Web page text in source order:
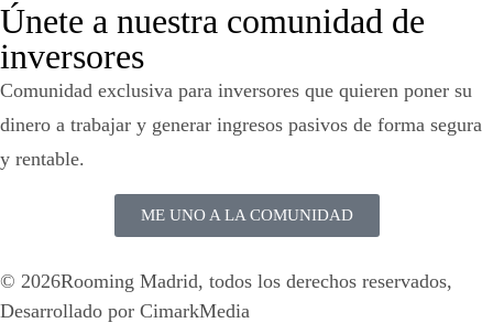
Únete a nuestra comunidad de
inversores
Comunidad exclusiva para inversores que quieren poner su
dinero a trabajar y generar ingresos pasivos de forma segura
y rentable.
ME UNO A LA COMUNIDAD
© 2026Rooming Madrid, todos los derechos reservados,
Desarrollado por CimarkMedia